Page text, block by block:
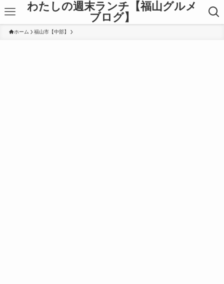
わたしの週末ランチ【福山グルメ
ブログ】
ホーム 福山市【中部】